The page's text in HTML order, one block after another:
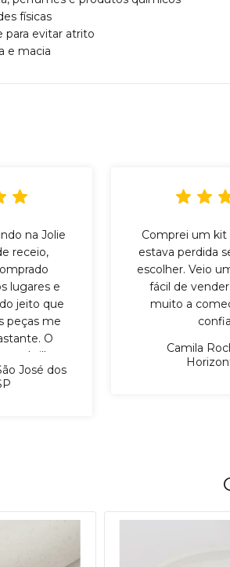
físicas
para evitar atrito
e macia
na Jolie
receio,
lugares e
jeito que
peças me
O
brilho,
bem
tinha
pedido
em
José dos
Comprei um
estava perdida
escolher. Veio
fácil de
muito a
Camila